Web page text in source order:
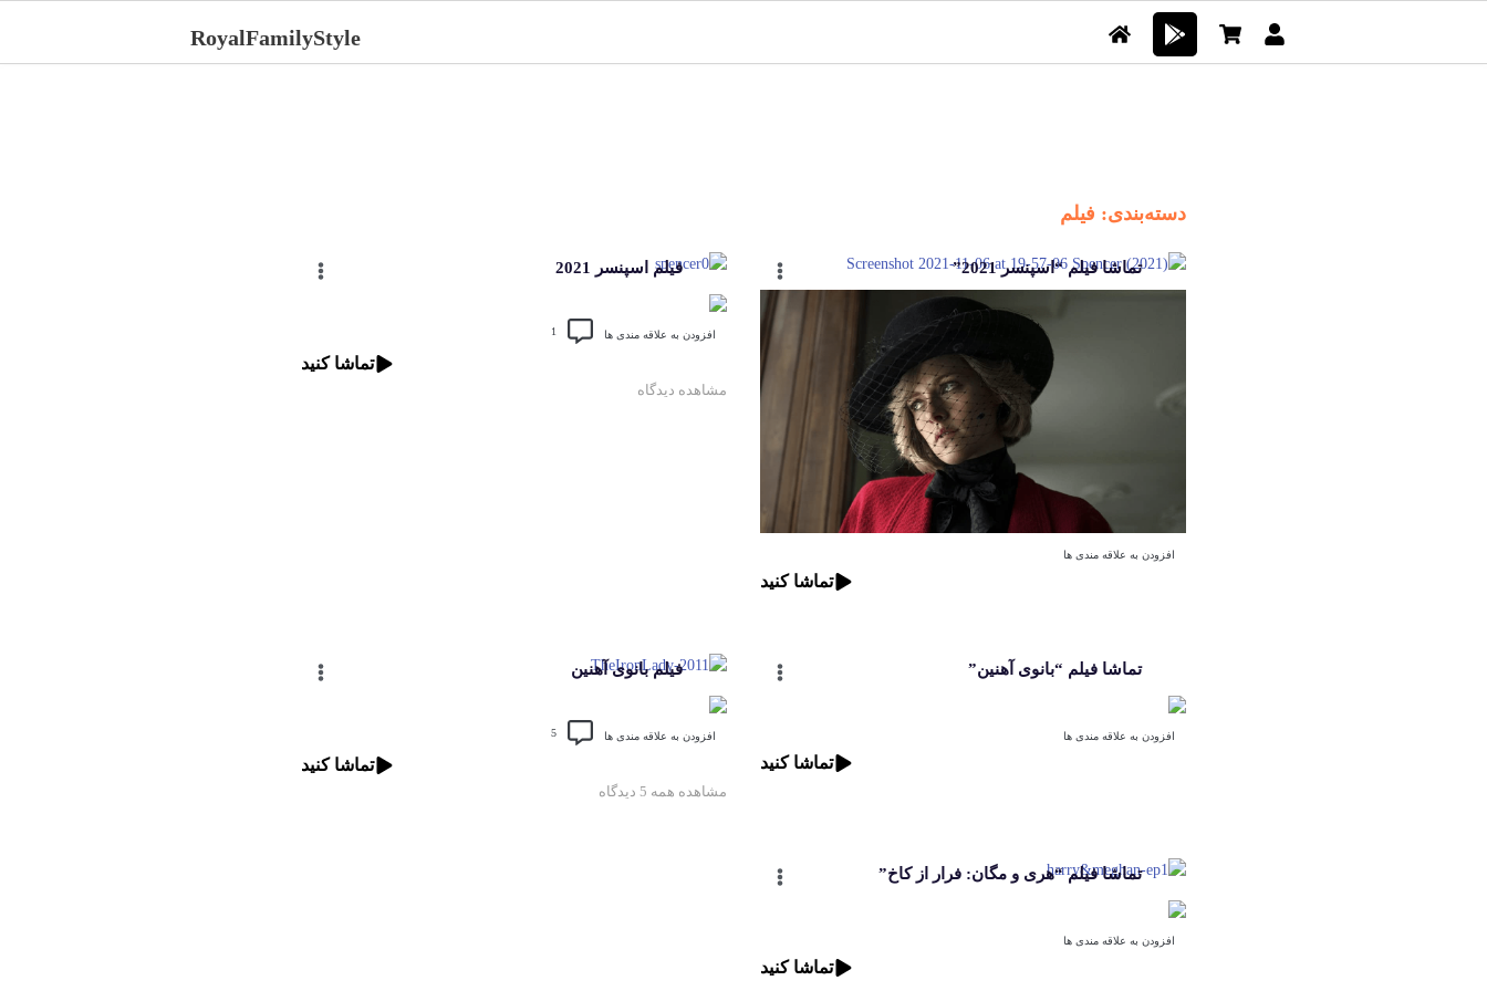
RoyalFamilyStyle
دسته‌بندی: فیلم
تماشا فیلم “اسپنسر 2021”
افزودن به علاقه مندی ها
تماشا کنید
فیلم اسپنسر 2021
افزودن به علاقه مندی ها 1
تماشا کنید
مشاهده دیدگاه
تماشا فیلم “بانوی آهنین”
افزودن به علاقه مندی ها
تماشا کنید
فیلم بانوی آهنین
افزودن به علاقه مندی ها 5
تماشا کنید
مشاهده همه 5 دیدگاه
تماشا فیلم “هری و مگان: فرار از کاخ”
افزودن به علاقه مندی ها
تماشا کنید